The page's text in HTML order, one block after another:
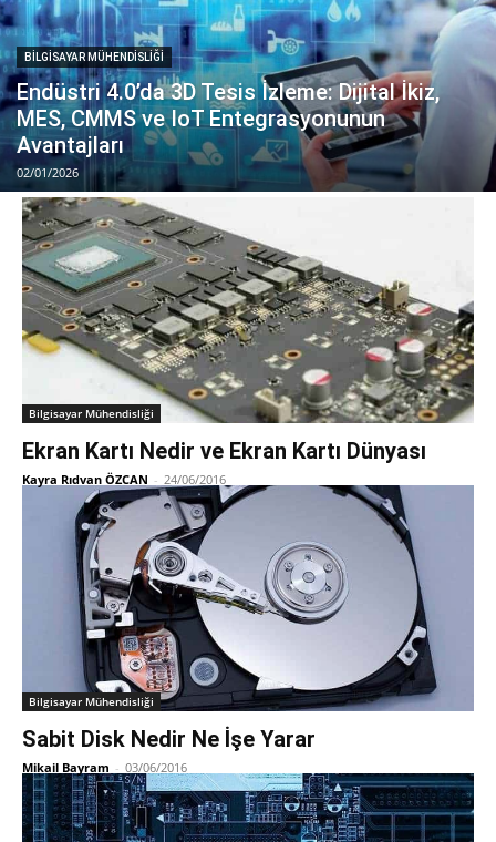
BILGISAYAR MÜHENDISLIĞI
Endüstri 4.0’da 3D Tesis İzleme: Dijital İkiz,
MES, CMMS ve IoT Entegrasyonunun
Avantajları
02/01/2026
Bilgisayar Mühendisliği
Ekran Kartı Nedir ve Ekran Kartı Dünyası
Kayra Rıdvan ÖZCAN - 24/06/2016
Bilgisayar Mühendisliği
Sabit Disk Nedir Ne İşe Yarar
Mikail Bayram - 03/06/2016